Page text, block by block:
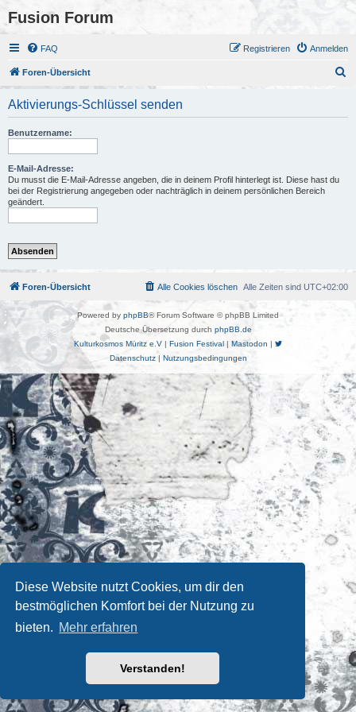
Diese Website nutzt Cookies, um dir den
bestmöglichen Komfort bei der Nutzung zu
bieten. Mehr erfahren
Verstanden!
Fusion Forum
FAQ Anmelden
Registrieren
Foren-Übersicht
Aktivierungs-Schlüssel senden
Benutzername:
E-Mail-Adresse:
Du musst die E-Mail-Adresse angeben, die in deinem Profil hinterlegt ist. Diese hast du
bei der Registrierung angegeben oder nachträglich in deinem persönlichen Bereich
geändert.
Foren-Übersicht Alle Zeiten sind UTC+02:00
Alle Cookies löschen
Powered by phpBB® Forum Software © phpBB Limited
Deutsche Übersetzung durch phpBB.de
Kulturkosmos Müritz e.V | Fusion Festival | Mastodon |
Datenschutz| Nutzungsbedingungen